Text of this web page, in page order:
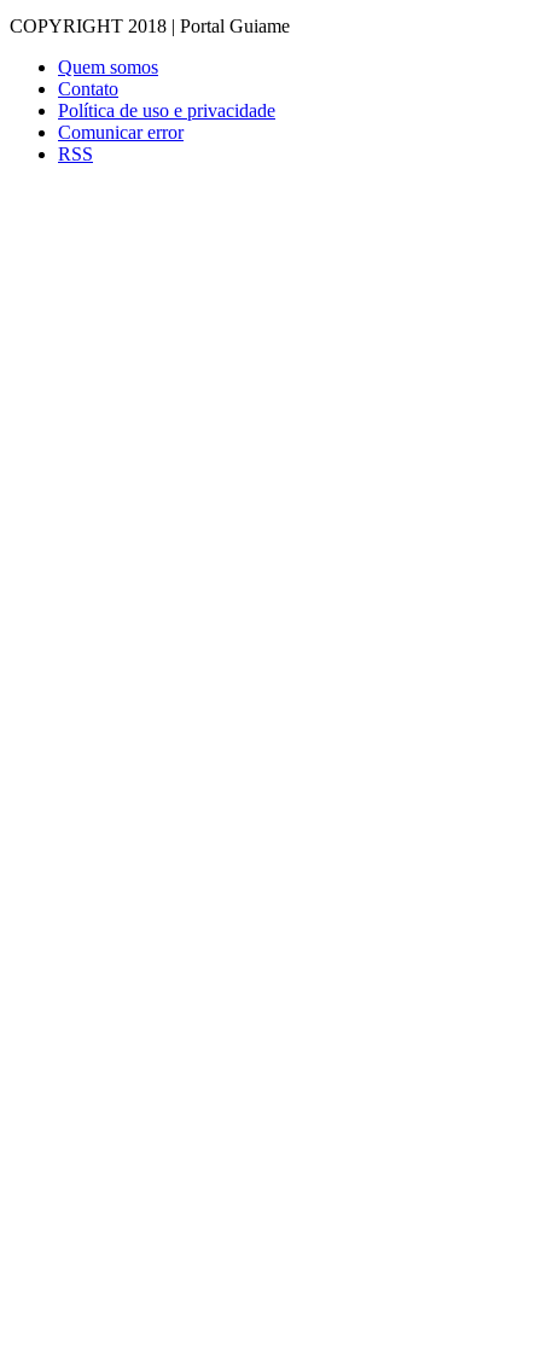
COPYRIGHT 2018 | Portal Guiame
Quem somos
Contato
Política de uso e privacidade
Comunicar error
RSS